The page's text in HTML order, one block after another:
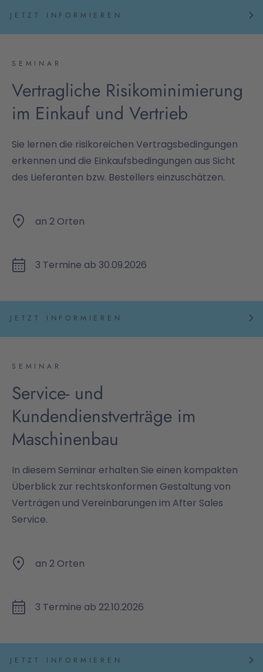
JETZT INFORMIEREN
SEMINAR
Vertragliche Risikominimierung
im Einkauf und Vertrieb
Sie lernen die risikoreichen Vertragsbedingungen
erkennen und die Einkaufsbedingungen aus Sicht
des Lieferanten bzw. Bestellers einzuschätzen.
an 2 Orten
3 Termine ab 30.09.2026
JETZT INFORMIEREN
SEMINAR
Service- und
Kundendienstverträge im
Maschinenbau
In diesem Seminar erhalten Sie einen kompakten
Überblick zur rechtskonformen Gestaltung von
Verträgen und Vereinbarungen im After Sales
Service.
an 2 Orten
3 Termine ab 22.10.2026
JETZT INFORMIEREN